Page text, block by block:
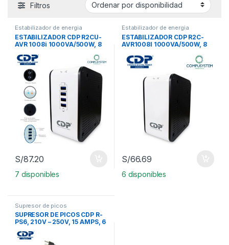
Filtros
Estabilizador de energia
ESTABILIZADOR CDP R2CU-
AVR 1008i 1000VA/500W, 8
S/87.20
7 disponibles
Estabilizador de energia
ESTABILIZADOR CDP R2C-
AVR1008I 1000VA/500W, 8
S/66.69
6 disponibles
Supresor de picos
SUPRESOR DE PICOS CDP R-
PS6, 210V – 250V, 15 AMPS, 6